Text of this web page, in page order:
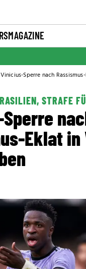
MAGAZINE
Vinicius-Sperre nach
STRAFE
Eklat